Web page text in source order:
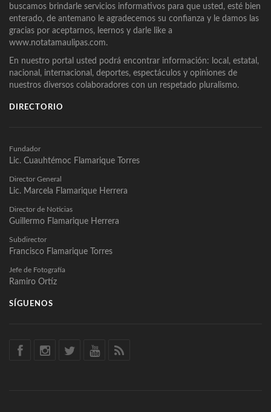
buscamos brindarle servicios informativos para que usted, esté bien
enterado, de antemano le agradecemos su confianza y le damos las
gracias por aceptarnos, leernos y darle like a
www.notatamaulipas.com.
En nuestro portal usted podrá encontrar información: local, estatal,
nacional, internacional, deportes, espectáculos y opiniones de
nuestros diversos colaboradores con un respetado pluralismo.
DIRECTORIO
Fundador
Lic. Cuauhtémoc Flamarique Torres
Director General
Lic. Marcela Flamarique Herrera
Director de Noticias
Guillermo Flamarique Herrera
Subdirector
Francisco Flamarique Torres
Jefe de Fotografía
Ramiro Ortíz
SÍGUENOS